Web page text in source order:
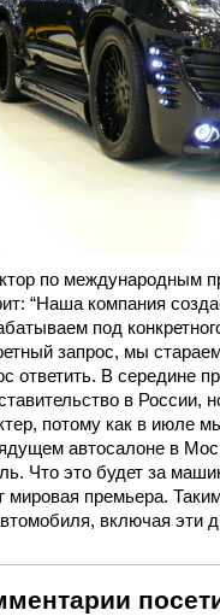
по международным
“Наша компания
под
запрос, мы
ответить. В середине
в России,
потому как в июле
автосалоне в
Что это будет за
мировая премьера.
включая эти